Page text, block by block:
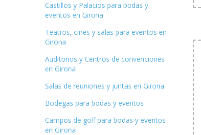
Castillos y Palacios para bodas y
eventos en Girona
Teatros, cines y salas para eventos en
Girona
Auditorios y Centros de convenciones
en Girona
Salas de reuniones y juntas en Girona
Bodegas para bodas y eventos
Campos de golf para bodas y eventos
en Girona